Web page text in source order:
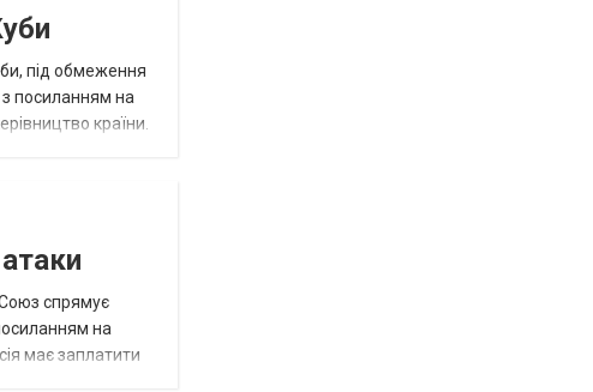
під обмеження
з посиланням на
країни.
спрямує
на
має заплатити